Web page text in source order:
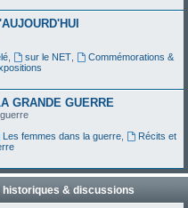
, sur le NET,
Commémorations &
GRANDE GUERRE
Les femmes dans la guerre,
Récits et
historiques & discussions